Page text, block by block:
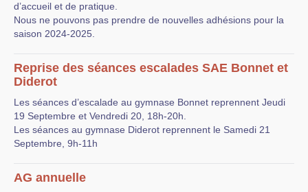
d’accueil et de pratique.
Nous ne pouvons pas prendre de nouvelles adhésions pour la
saison 2024-2025.
Reprise des séances escalades SAE Bonnet et
Diderot
Les séances d’escalade au gymnase Bonnet reprennent Jeudi
19 Septembre et Vendredi 20, 18h-20h.
Les séances au gymnase Diderot reprennent le Samedi 21
Septembre, 9h-11h
AG annuelle